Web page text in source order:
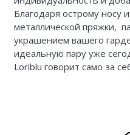
Благодаря острому носу
металлической пряжки,
украшением вашего
идеальную пару уже
Loriblu говорит само за